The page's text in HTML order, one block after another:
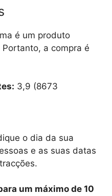
é um produto
a compra é
3,9 (8673
o dia da sua
e as suas datas
um máximo de 10